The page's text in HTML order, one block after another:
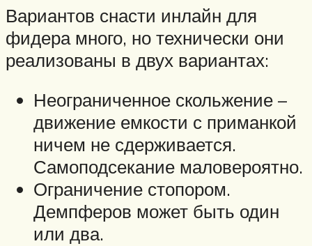
Вариантов снасти инлайн для
фидера много, но технически они
реализованы в двух вариантах:
Неограниченное скольжение –
движение емкости с приманкой
ничем не сдерживается.
Самоподсекание маловероятно.
Ограничение стопором.
Демпферов может быть один
или два.